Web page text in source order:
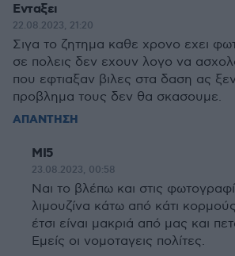
Ενταξει
22.08.2023, 21:20
Σιγα το ζητημα καθε χρονο εχει
σε πολεις δεν εχουν λογο να
που εφτιαξαν βιλες στα δαση ας
προβλημα τους δεν θα σκασουμε.
ΑΠΑΝΤΗΣΗ
ΜΙ5
23.08.2023, 00:58
Ναι το βλέπω και στις
λιμουζίνα κάτω από κάτι
έτσι είναι μακριά από μας και
Εμείς οι νομοταγεις πολίτες.